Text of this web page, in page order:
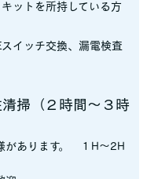
を所持している方
チ交換、漏電検査
２時間〜３時
ります。 １H〜2H